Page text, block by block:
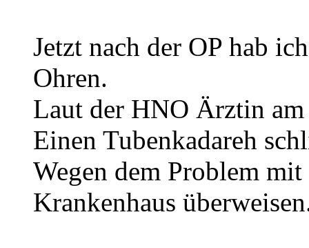
Jetzt nach der OP hab
Ohren.
Laut der HNO Ärztin
Einen Tubenkadareh
Wegen dem Problem
Krankenhaus